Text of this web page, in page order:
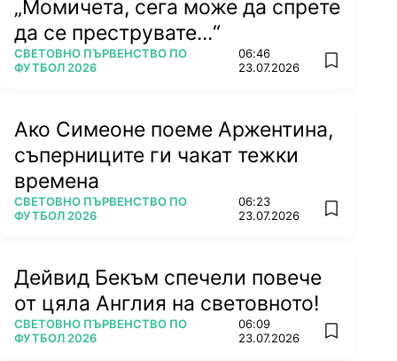
„Момичета, сега може да спрете
да се преструвате...“
ПОВЕЧЕ ОТ
СВЕТОВНО ПЪРВЕНСТВО ПО
ФУТБОЛ 2026
06:46
23.07.2026
add
Ако Симеоне поеме Аржентина,
съперниците ги чакат тежки
времена
ПОВЕЧЕ ОТ
СВЕТОВНО ПЪРВЕНСТВО ПО
ФУТБОЛ 2026
06:23
23.07.2026
add
Дейвид Бекъм спечели повече
от цяла Англия на световното!
ПОВЕЧЕ ОТ
СВЕТОВНО ПЪРВЕНСТВО ПО
ФУТБОЛ 2026
06:09
23.07.2026
add